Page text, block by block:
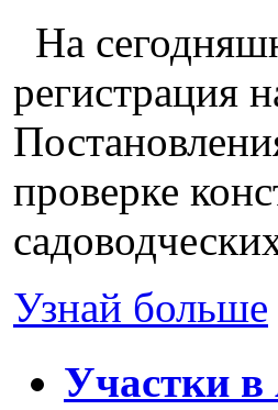
На
регистрация
проверке
Узнай больше
Участки